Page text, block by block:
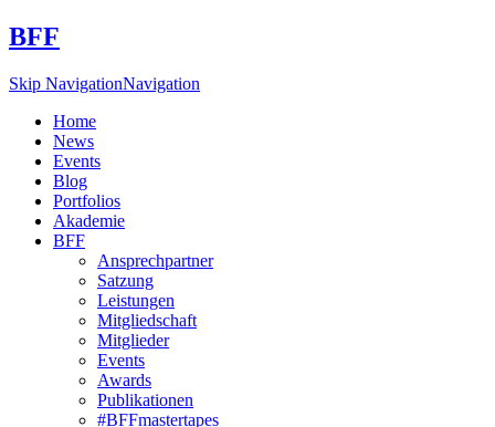
BFF
Skip NavigationNavigation
Home
News
Events
Blog
Portfolios
Akademie
BFF
Ansprechpartner
Satzung
Leistungen
Mitgliedschaft
Mitglieder
Events
Awards
Publikationen
#BFFmastertapes